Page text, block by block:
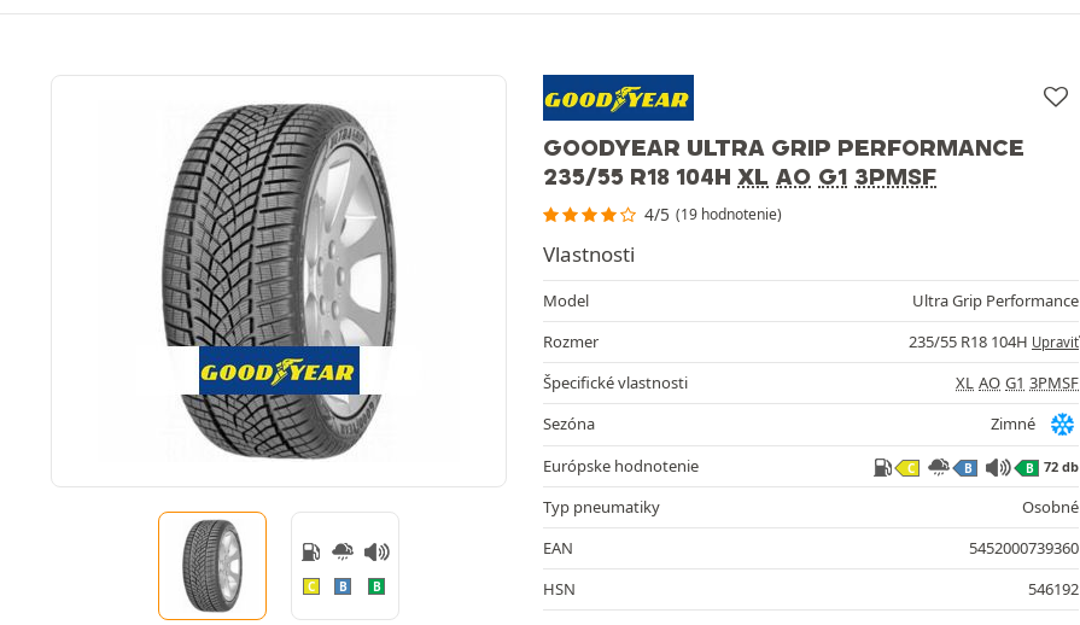
GOODYEAR ULTRA GRIP PERFORMANCE
235/55 R18 104H XL AO G1 3PMSF
4/5 (19 hodnotenie)
C B B
Vlastnosti
Model
Ultra Grip Performance
Rozmer
235/55 R18 104H Upraviť
Špecifické vlastnosti XL AO G1 3PMSF
Sezóna
Zimné
Európske hodnotenie
C B B 72 db
Typ pneumatiky
Osobné
EAN
5452000739360
HSN
546192